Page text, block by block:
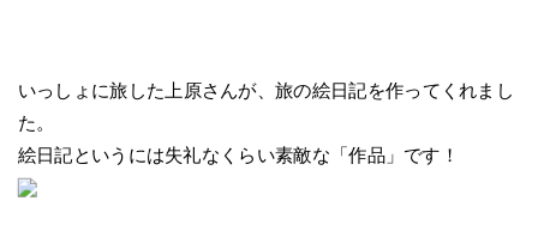
いっしょに旅した上原さんが、旅の絵日記を作ってくれまし
た。
絵日記というには失礼なくらい素敵な「作品」です！